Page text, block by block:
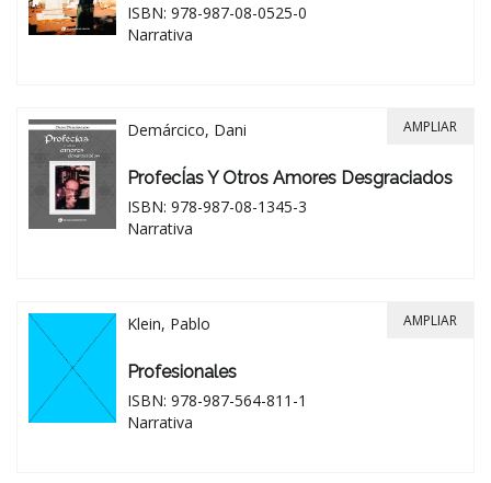
ISBN: 978-987-08-0525-0
Narrativa
Demárcico, Dani
ProfecÍas Y Otros Amores Desgraciados
ISBN: 978-987-08-1345-3
Narrativa
AMPLIAR
Klein, Pablo
Profesionales
ISBN: 978-987-564-811-1
Narrativa
AMPLIAR